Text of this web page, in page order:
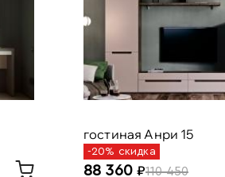
гостиная Анри 15
-20% скидка
88 360 110 450